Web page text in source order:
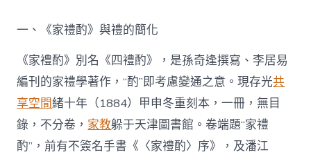
一、《家禮酌》與禮的簡化
《家禮酌》別名《四禮酌》，是孫奇逢撰寫、李居易
編刊的家禮學著作，“酌”即考慮變通之意。現存光共
享空間緒十年（1884）甲申冬重刻本，一冊，無目
錄，不分卷， 家教躲于天津圖書館。卷端題“家禮
酌”，前有不簽名手書《〈家禮酌〉序》，及潘江